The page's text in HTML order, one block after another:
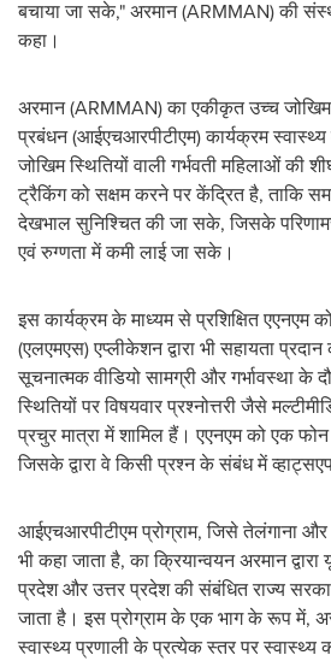
बचाया जा सके," अरमान (ARMMAN) की
कहा।
अरमान (ARMMAN) का एकीकृत उच्च जोखिम
प्रबंधन (आईएचआरपीटीएम) कार्यक्रम स्वास्थ्य
जोखिम स्थितियों वाली गर्भवती महिलाओं की
ट्रैकिंग को सक्षम करने पर केंद्रित है, ताकि
देखभाल सुनिश्चित की जा सके, जिसके
एवं रुग्णता में कमी लाई जा सके।
इस कार्यक्रम के माध्यम से प्रशिक्षित एएनएम
(एलएमएस) एप्लीकेशन द्वारा भी सहायता
सूचनात्मक वीडियो सामग्री और गर्भावस्था के
स्थितियों पर विषयवार प्रश्नोत्तरी जैसे
प्रचुर मात्रा में शामिल हैं। एएनएम को एक फोन
जिसके द्वारा वे किसी प्रश्न के संबंध में
आईएचआरपीटीएम प्रोग्राम, जिसे तेलंगाना
भी कहा जाता है, का क्रियान्वयन अरमान
प्रदेश और उत्तर प्रदेश की संबंधित राज्य
जाता है। इस प्रोग्राम के एक भाग के रूप में,
स्वास्थ्य प्रणाली के प्रत्येक स्तर पर स्वास्थ्य